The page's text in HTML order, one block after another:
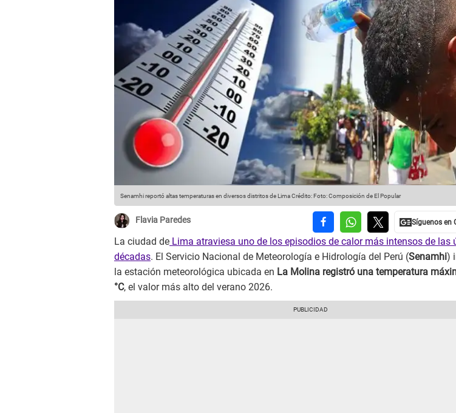
Senamhi reportó altas temperaturas en diversos distritos de LimaCrédito: Foto: Composición de El Popular
Flavia Paredes
La ciudad de Lima atraviesa uno de los episodios de calor más intensos de las
décadas. El Servicio Nacional de Meteorología e Hidrología del Perú (Senamhi)
la estación meteorológica ubicada en La Molina registró una temperatura
°C, el valor más alto del verano 2026.